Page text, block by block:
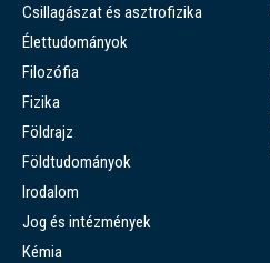
Csillagászat és asztrofizika
Élettudományok
Filozófia
Fizika
Földrajz
Földtudományok
Irodalom
Jog és intézmények
Kémia